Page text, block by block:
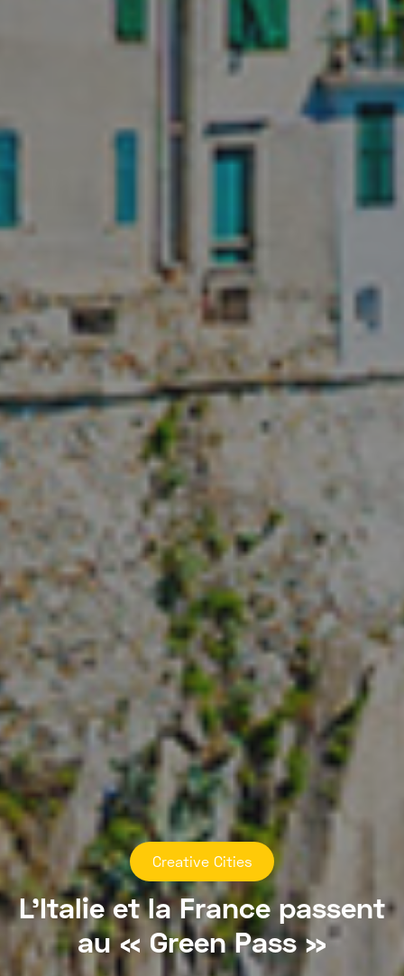
Creative Cities
L’Italie et la France passent
au « Green Pass »